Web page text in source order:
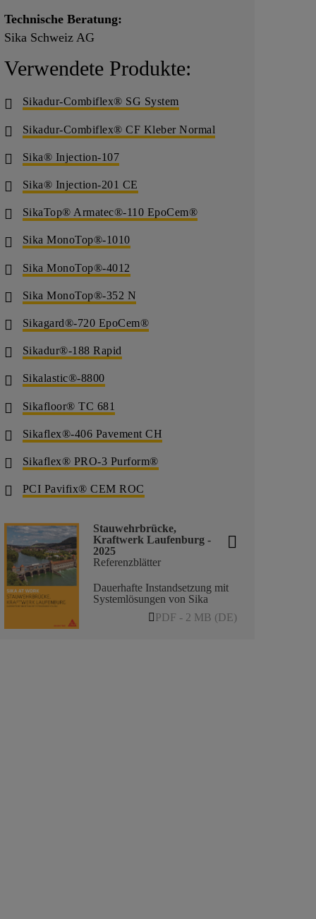
Technische Beratung:
Sika Schweiz AG
Verwendete Produkte:
Sikadur-Combiflex® SG System
Sikadur-Combiflex® CF Kleber Normal
Sika® Injection-107
Sika® Injection-201 CE
SikaTop® Armatec®-110 EpoCem®
Sika MonoTop®-1010
Sika MonoTop®-4012
Sika MonoTop®-352 N
Sikagard®-720 EpoCem®
Sikadur®-188 Rapid
Sikalastic®-8800
Sikafloor® TC 681
Sikaflex®-406 Pavement CH
Sikaflex® PRO-3 Purform®
PCI Pavifix® CEM ROC
Stauwehrbrücke,
Kraftwerk Laufenburg -
2025
Referenzblätter
Dauerhafte Instandsetzung mit
Systemlösungen von Sika
PDF - 2 MB (DE)